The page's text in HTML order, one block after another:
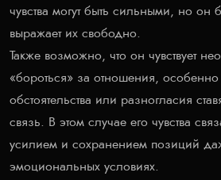
чувства могут быть сильными, но он
выражает их свободно.
Также возможно, что он чувствует
«бороться» за отношения,
обстоятельства или разногласия
связь. В этом случае его чувства
усилием и сохранением позиций
эмоциональных условиях.